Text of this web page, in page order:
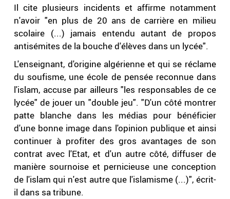
Il cite plusieurs incidents et affirme notamment
n'avoir "en plus de 20 ans de carrière en milieu
scolaire (...) jamais entendu autant de propos
antisémites de la bouche d'élèves dans un lycée".
L'enseignant, d'origine algérienne et qui se réclame
du soufisme, une école de pensée reconnue dans
l'islam, accuse par ailleurs "les responsables de ce
lycée" de jouer un "double jeu". "D'un côté montrer
patte blanche dans les médias pour bénéficier
d'une bonne image dans l'opinion publique et ainsi
continuer à profiter des gros avantages de son
contrat avec l'Etat, et d'un autre côté, diffuser de
manière sournoise et pernicieuse une conception
de l'islam qui n'est autre que l'islamisme (...)", écrit-
il dans sa tribune.